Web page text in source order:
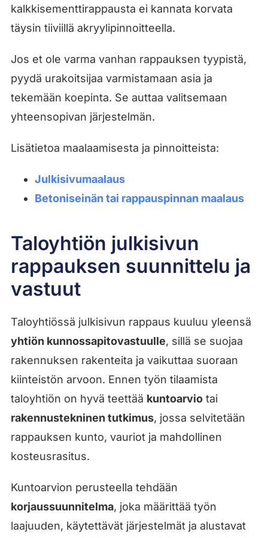
kalkkisementtirappausta ei kannata korvata
täysin tiiviillä akryylipinnoitteella.
Jos et ole varma vanhan rappauksen tyypistä,
pyydä urakoitsijaa varmistamaan asia ja
tekemään koepinta. Se auttaa valitsemaan
yhteensopivan järjestelmän.
Lisätietoa maalaamisesta ja pinnoitteista:
Julkisivumaalaus
Betoniseinän tai rappauspinnan maalaus
Taloyhtiön julkisivun
rappauksen suunnittelu ja
vastuut
Taloyhtiössä julkisivun rappaus kuuluu yleensä
yhtiön kunnossapitovastuulle, sillä se suojaa
rakennuksen rakenteita ja vaikuttaa suoraan
kiinteistön arvoon. Ennen työn tilaamista
taloyhtiön on hyvä teettää kuntoarviotai
rakennustekninen tutkimus, jossa selvitetään
rappauksen kunto, vauriot ja mahdollinen
kosteusrasitus.
Kuntoarvion perusteella tehdään
korjaussuunnitelma, joka määrittää työn
laajuuden, käytettävät järjestelmät ja alustavat